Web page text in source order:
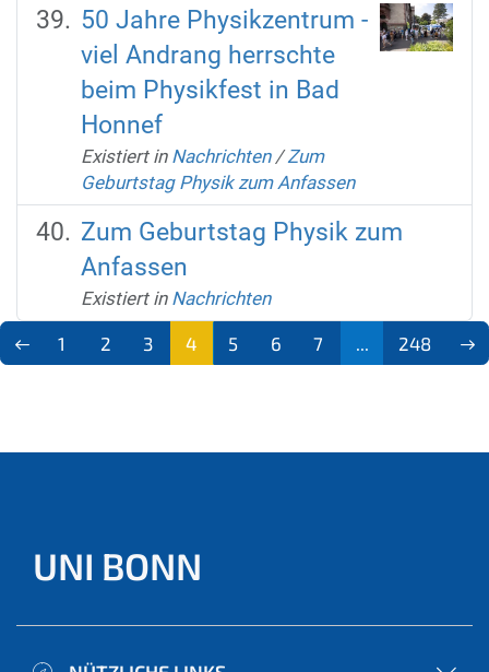
50 Jahre Physikzentrum -
viel Andrang herrschte
beim Physikfest in Bad
Honnef
Existiert in Nachrichten /Zum
Geburtstag Physik zum Anfassen
Zum Geburtstag Physik zum
Anfassen
Existiert in Nachrichten
1 2 3
4
5 6 7 248
UNI BONN